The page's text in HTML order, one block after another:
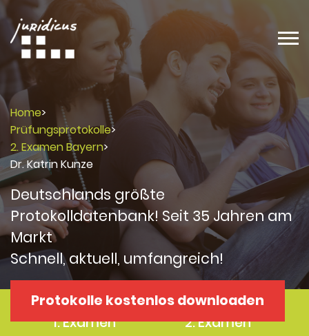
Home>
Prüfungsprotokolle>
2. Examen Bayern>
Dr. Katrin Kunze
Deutschlands größte
Protokolldatenbank! Seit 35 Jahren am
Markt
Schnell, aktuell, umfangreich!
Protokolle kostenlos downloaden
Protokolle
1. Examen
Protokolle
2. Examen